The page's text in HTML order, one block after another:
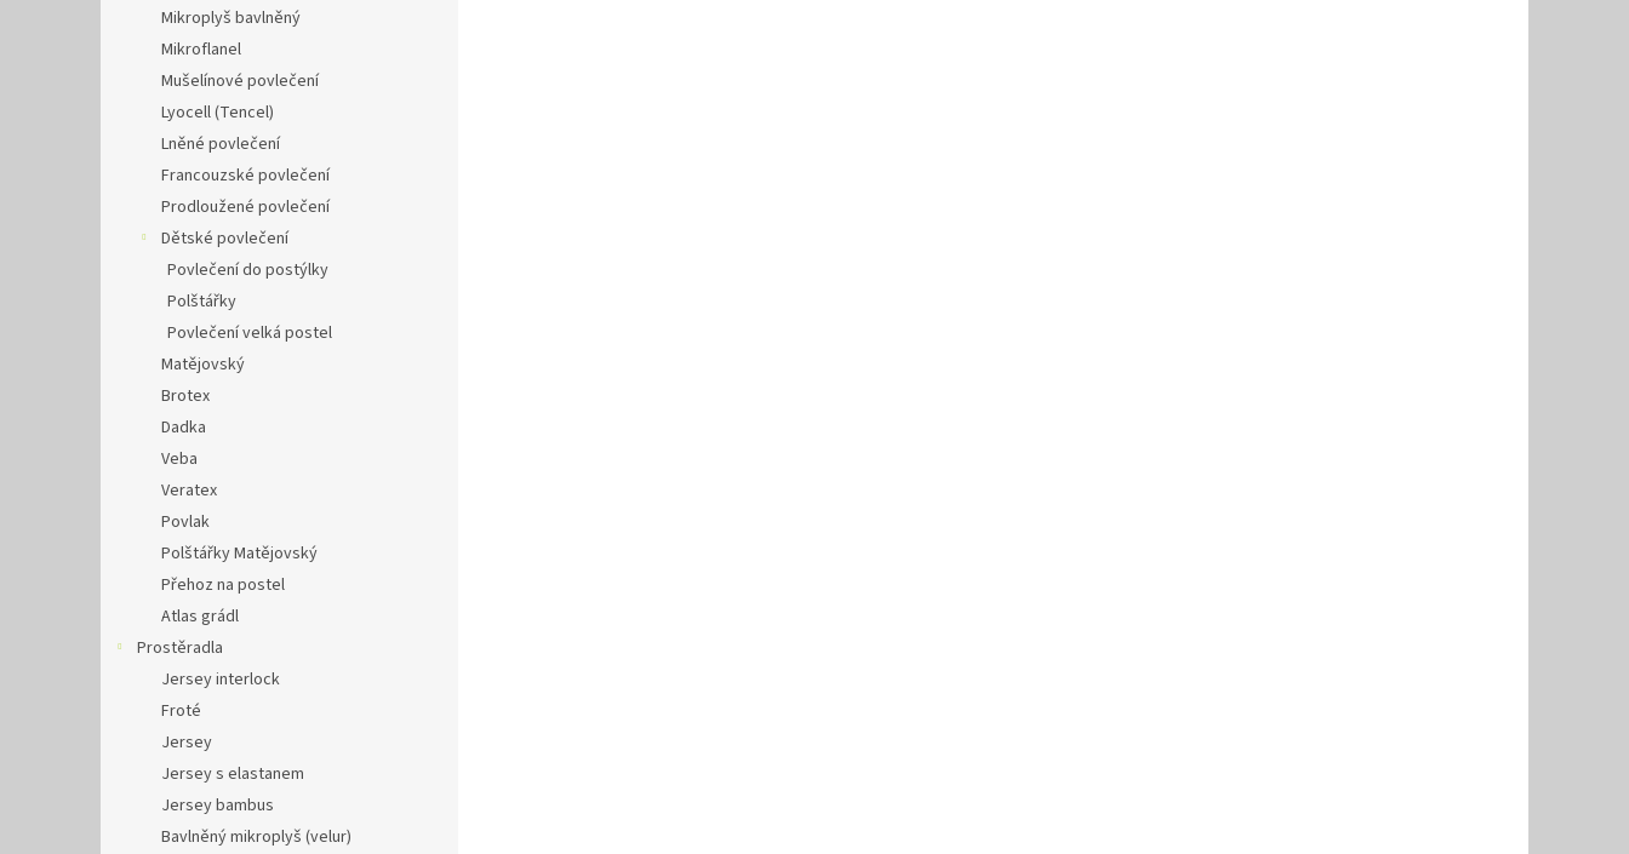
Mikroplyš bavlněný
Mikroflanel
Mušelínové povlečení
Lyocell (Tencel)
Lněné povlečení
Francouzské povlečení
Prodloužené povlečení
Dětské povlečení
Povlečení do postýlky
Polštářky
Povlečení velká postel
Matějovský
Brotex
Dadka
Veba
Veratex
Povlak
Polštářky Matějovský
Přehoz na postel
Atlas grádl
Prostěradla
Jersey interlock
Froté
Jersey
Jersey s elastanem
Jersey bambus
Bavlněný mikroplyš (velur)